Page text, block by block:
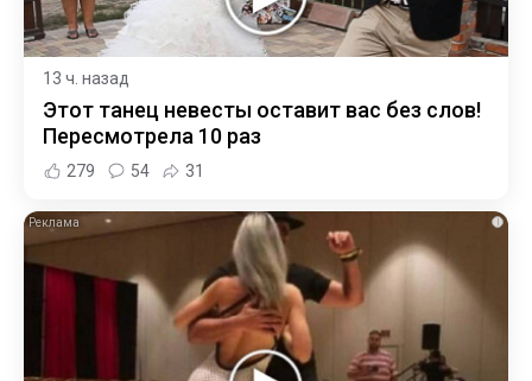
13 ч. назад
Этот танец невесты оставит вас без слов!
Пересмотрела 10 раз
279 54 31
i